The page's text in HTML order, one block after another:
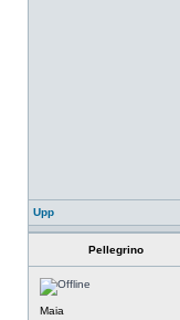
Upp
Pellegrino
Maia